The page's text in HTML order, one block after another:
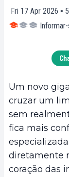
Fri 17 Apr 2026 ▪ 5
Um novo
cruzar um
sem
fica mais
diretamente
coração das